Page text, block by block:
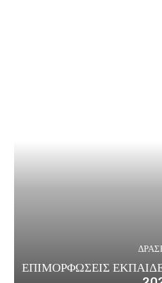
ΕΠΙΜΟΡΦΩΣΕΙΣ